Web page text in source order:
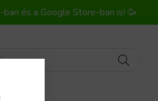
és a Google Store-ban is! 🥳